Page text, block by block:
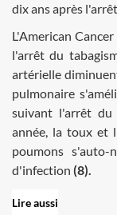
dix ans après
L'American
l'arrêt du
artérielle
pulmonaire
suivant l'arrêt du
année, la toux et
poumons
d'infection (8).
Lire aussi